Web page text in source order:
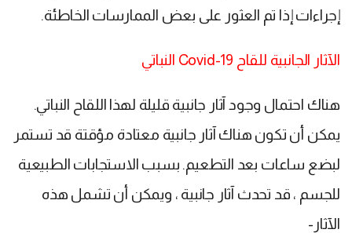
إجراءات إذا تم العثور على بعض الممارسات الخاطئة.
الآثار الجانبية للقاح Covid-19 النباتي
هناك احتمال وجود آثار جانبية قليلة لهذا اللقاح النباتي.
يمكن أن تكون هناك آثار جانبية معتادة مؤقتة قد تستمر
لبضع ساعات بعد التطعيم. بسبب الاستجابات الطبيعية
للجسم ، قد تحدث آثار جانبية ، ويمكن أن تشمل هذه
الآثار-